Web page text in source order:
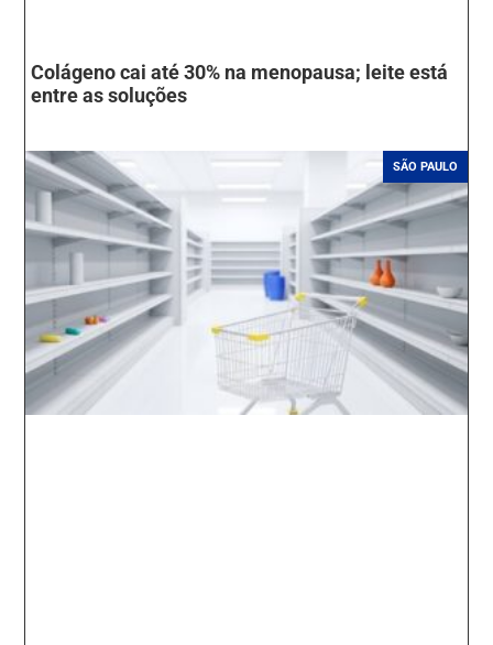
Colágeno cai até 30% na menopausa; leite está
entre as soluções
SÃO PAULO